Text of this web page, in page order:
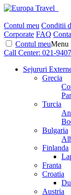
Contul meu Conditii
Corporate FAQ
Contul meuMenu
Call Center: 021-9407
Sejururi
Grecia
Turcia
Bulgaria
Finlanda
Franta
Croatia
Austria